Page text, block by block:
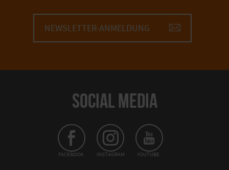
NEWSLETTER-ANMELDUNG
SOCIAL MEDIA
FACEBOOK INSTAGRAM YOUTUBE